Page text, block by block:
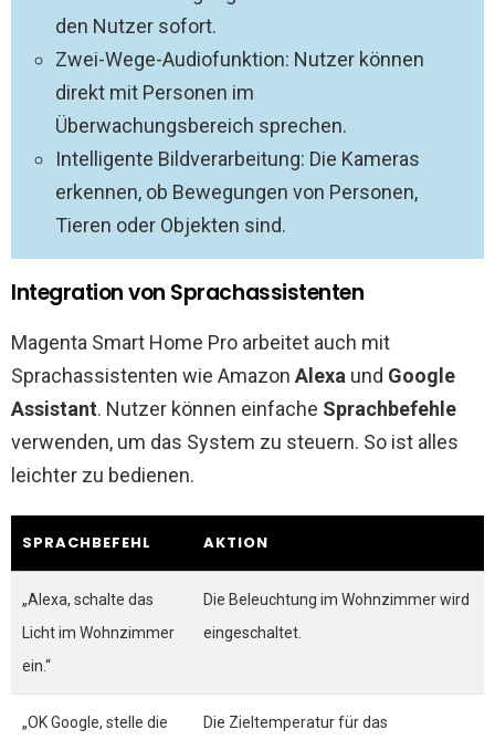
den Nutzer sofort.
Zwei-Wege-Audiofunktion: Nutzer können
direkt mit Personen im
Überwachungsbereich sprechen.
Intelligente Bildverarbeitung: Die Kameras
erkennen, ob Bewegungen von Personen,
Tieren oder Objekten sind.
Integration von Sprachassistenten
Magenta Smart Home Pro arbeitet auch mit
Sprachassistenten wie Amazon Alexa und Google
Assistant. Nutzer können einfache Sprachbefehle
verwenden, um das System zu steuern. So ist alles
leichter zu bedienen.
SPRACHBEFEHL AKTION
„Alexa, schalte das
Licht im Wohnzimmer
ein.“
Die Beleuchtung im Wohnzimmer wird
eingeschaltet.
„OK Google, stelle die
Die Zieltemperatur für das